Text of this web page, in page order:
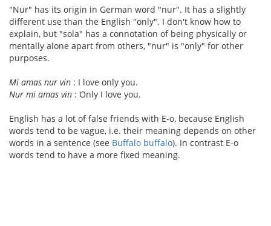
"Nur" has its origin in German word "nur". It has a slightly
different use than the English "only". I don't know how to
explain, but "sola" has a connotation of being physically or
mentally alone apart from others, "nur" is "only" for other
purposes.
Mi amas nur vin : I love only you.
Nur mi amas vin : Only I love you.
English has a lot of false friends with E-o, because English
words tend to be vague, i.e. their meaning depends on other
words in a sentence (see Buffalo buffalo). In contrast E-o
words tend to have a more fixed meaning.